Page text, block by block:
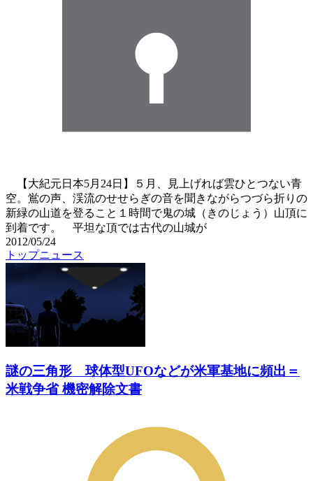
【大紀元日本5月24日】５月、見上げれば雲ひとつない青
空。鴬の声、渓流のせせらぎの音を聞きながらつづら折りの
新緑の山道を登ること１時間で鬼の城（きのじょう）山頂に
到着です。 平坦な頂では古代の山城が
2012/05/24
トップニュース
謎の三角形 球体型UFOなどが米軍基地に頻出＝
米戦争省 機密解除文書